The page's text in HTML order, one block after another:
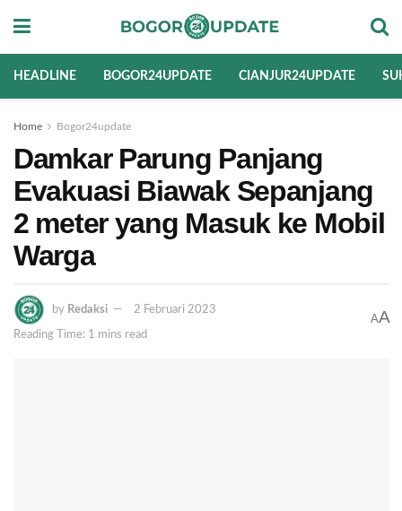
HEADLINE BOGOR24UPDATE CIANJUR24UPDATE
Home Bogor24update
Damkar Parung Panjang
Evakuasi Biawak Sepanjang
2 meter yang Masuk ke Mobil
Warga
by Redaksi 2 Februari 2023
Reading Time: 1 mins read
AA